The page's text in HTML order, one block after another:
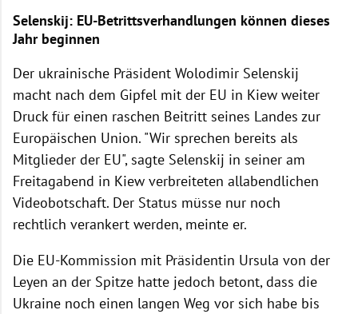
Selenskij: EU-Betrittsverhandlungen können dieses
Jahr beginnen
Der ukrainische Präsident Wolodimir Selenskij
macht nach dem Gipfel mit der EU in Kiew weiter
Druck für einen raschen Beitritt seines Landes zur
Europäischen Union. "Wir sprechen bereits als
Mitglieder der EU", sagte Selenskij in seiner am
Freitagabend in Kiew verbreiteten allabendlichen
Videobotschaft. Der Status müsse nur noch
rechtlich verankert werden, meinte er.
Die EU-Kommission mit Präsidentin Ursula von der
Leyen an der Spitze hatte jedoch betont, dass die
Ukraine noch einen langen Weg vor sich habe bis